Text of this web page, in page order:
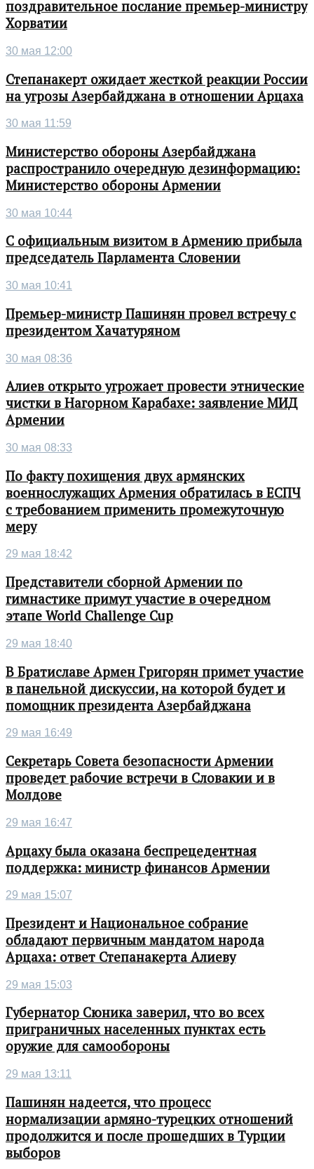
поздравительное послание премьер-министру
Хорватии
30 мая 12:00
Степанакерт ожидает жесткой реакции России
на угрозы Азербайджана в отношении Арцаха
30 мая 11:59
Министерство обороны Азербайджана
распространило очередную дезинформацию:
Министерство обороны Армении
30 мая 10:44
С официальным визитом в Армению прибыла
председатель Парламента Словении
30 мая 10:41
Премьер-министр Пашинян провел встречу с
президентом Хачатуряном
30 мая 08:36
Алиев открыто угрожает провести этнические
чистки в Нагорном Карабахе: заявление МИД
Армении
30 мая 08:33
По факту похищения двух армянских
военнослужащих Армения обратилась в ЕСПЧ
с требованием применить промежуточную
меру
29 мая 18:42
Представители сборной Армении по
гимнастике примут участие в очередном
этапе World Challenge Cup
29 мая 18:40
В Братиславе Армен Григорян примет участие
в панельной дискуссии, на которой будет и
помощник президента Азербайджана
29 мая 16:49
Секретарь Совета безопасности Армении
проведет рабочие встречи в Словакии и в
Молдове
29 мая 16:47
Арцаху была оказана беспрецедентная
поддержка: министр финансов Армении
29 мая 15:07
Президент и Национальное собрание
обладают первичным мандатом народа
Арцаха: ответ Степанакерта Алиеву
29 мая 15:03
Губернатор Сюника заверил, что во всех
приграничных населенных пунктах есть
оружие для самообороны
29 мая 13:11
Пашинян надеется, что процесс
нормализации армяно-турецких отношений
продолжится и после прошедших в Турции
выборов